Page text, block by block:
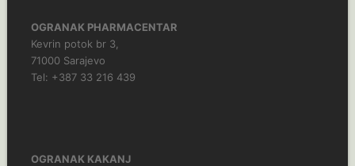
OGRANAK PHARMACENTAR
Kevrin potok br 3,
71000 Sarajevo
Tel: +387 33 216 439
OGRANAK KAKANJ